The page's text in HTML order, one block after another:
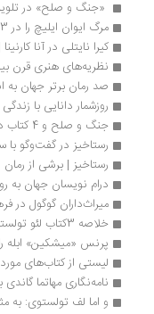
«جنگ و صلح» در
مرگ ایوان ایلیچ را در 3 ساعت بشنوید
کیرا نایتلی در آنا
نظریه‌های هنری قرن
صد رمان برتر جهان به
روزشمار دانایی با
جنگ و صلح و 4 کتاب دیگر تجدید چاپ شدند
رستاخیز در گفت‌وگو
رستاخیز | برشی از رمان
درام نویسان جهان به
میراث‌داران گوگول در
خلاصه 3کتاب لئو تولستوی | جان اتکینسون
پرنس «میشکین» ابله
لیستی از کتاب‌های
نامه‌نگاری مهاتما
و اما لف تولستوی: به